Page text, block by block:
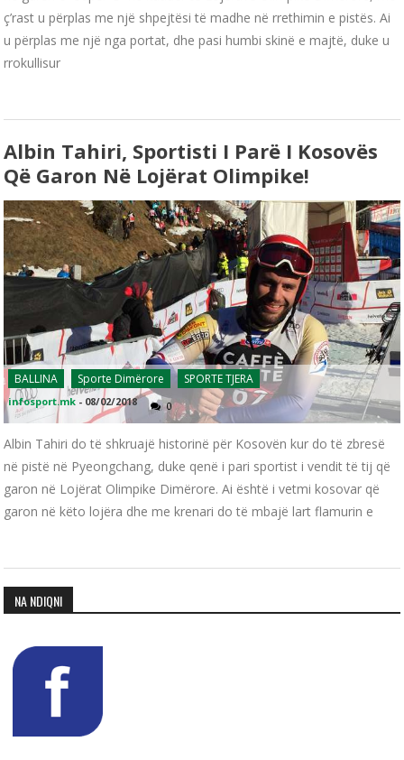
ç’rast u përplas me një shpejtësi të madhe në rrethimin e pistës. Ai
u përplas me një nga portat, dhe pasi humbi skinë e majtë, duke u
rrokullisur
Albin Tahiri, Sportisti I Parë I Kosovës
Që Garon Në Lojërat Olimpike!
BALLINA Sporte Dimërore SPORTE TJERA
infosport.mk - 08/02/2018 0
Albin Tahiri do të shkruajë historinë për Kosovën kur do të zbresë
në pistë në Pyeongchang, duke qenë i pari sportist i vendit të tij që
garon në Lojërat Olimpike Dimërore. Ai është i vetmi kosovar që
garon në këto lojëra dhe me krenari do të mbajë lart flamurin e
NA NDIQNI